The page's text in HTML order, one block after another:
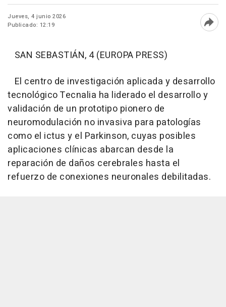
Jueves, 4 junio 2026
Publicado: 12:19
SAN SEBASTIÁN, 4 (EUROPA PRESS)
El centro de investigación aplicada y desarrollo
tecnológico Tecnalia ha liderado el desarrollo y
validación de un prototipo pionero de
neuromodulación no invasiva para patologías
como el ictus y el Parkinson, cuyas posibles
aplicaciones clínicas abarcan desde la
reparación de daños cerebrales hasta el
refuerzo de conexiones neuronales debilitadas.